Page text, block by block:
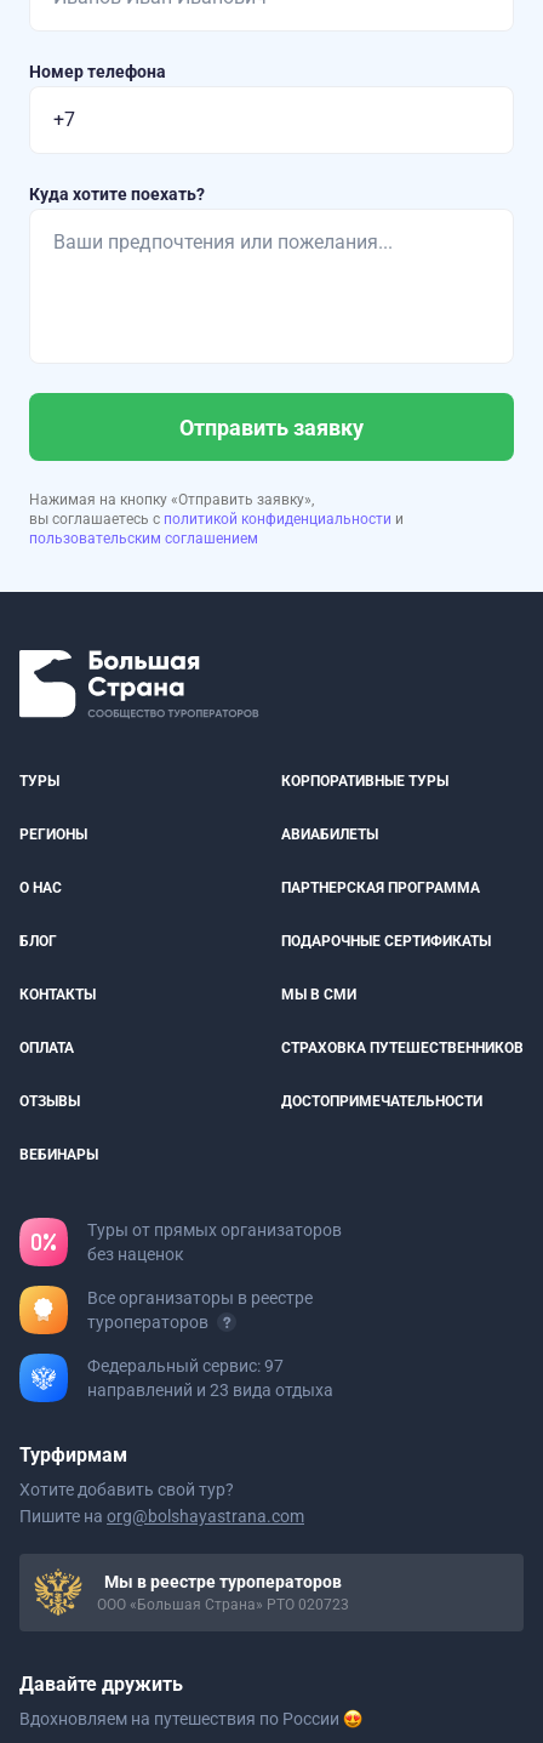
Номер телефона
Куда хотите поехать?
Отправить заявку
Нажимая на кнопку «Отправить заявку»,
вы соглашаетесь с политикой конфиденциальности и
пользовательским соглашением
ТУРЫ КОРПОРАТИВНЫЕ ТУРЫ
РЕГИОНЫ АВИАБИЛЕТЫ
О НАС ПАРТНЕРСКАЯ ПРОГРАММА
БЛОГ ПОДАРОЧНЫЕ СЕРТИФИКАТЫ
КОНТАКТЫ МЫ В СМИ
ОПЛАТА СТРАХОВКА ПУТЕШЕСТВЕННИКОВ
ОТЗЫВЫ ДОСТОПРИМЕЧАТЕЛЬНОСТИ
ВЕБИНАРЫ
Туры от прямых организаторов
без наценок
Все организаторы в реестре
туроператоров
Федеральный сервис: 97
направлений и 23 вида отдыха
Турфирмам
Хотите добавить свой тур?
Пишите на org@bolshayastrana.com
Мы в реестре туроператоров
ООО «Большая Страна» РТО 020723
Давайте дружить
Вдохновляем на путешествия по России